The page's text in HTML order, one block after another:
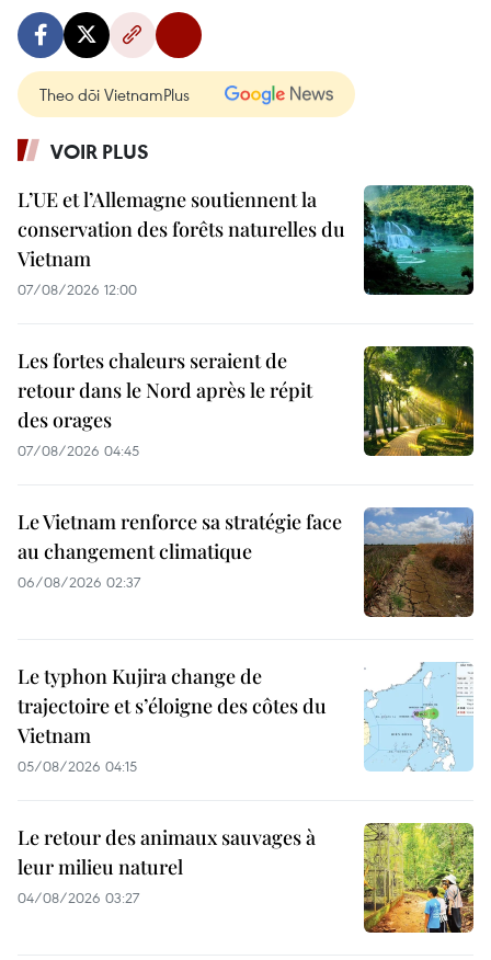
Theo dõi VietnamPlus
VOIR PLUS
L’UE et l’Allemagne soutiennent la
conservation des forêts naturelles du
Vietnam
07/08/2026 12:00
Les fortes chaleurs seraient de
retour dans le Nord après le répit
des orages
07/08/2026 04:45
Le Vietnam renforce sa stratégie face
au changement climatique
06/08/2026 02:37
Le typhon Kujira change de
trajectoire et s’éloigne des côtes du
Vietnam
05/08/2026 04:15
Le retour des animaux sauvages à
leur milieu naturel
04/08/2026 03:27